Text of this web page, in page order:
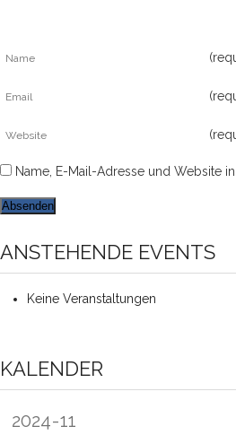
Name, E-Mail-Adresse und Website
ANSTEHENDE EVENTS
Keine Veranstaltungen
KALENDER